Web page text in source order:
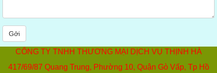
Gởi
CÔNG TY TNHH THƯƠNG MẠI DỊCH VỤ THỊNH HÀ
417/69/87 Quang Trung, Phường 10, Quận Gò Vấp, Tp Hồ